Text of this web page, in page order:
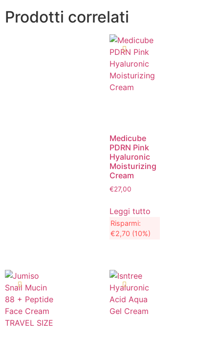
Prodotti correlati
Medicube
PDRN Pink
Hyaluronic
Moisturizing
Cream
€27,00
Leggi tutto
Risparmi:
€2,70 (10%)